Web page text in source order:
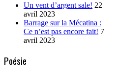
Un vent d’argent sale! 22
avril 2023
Barrage sur la Mécatina :
Ce n’est pas encore fait! 7
avril 2023
Poésie